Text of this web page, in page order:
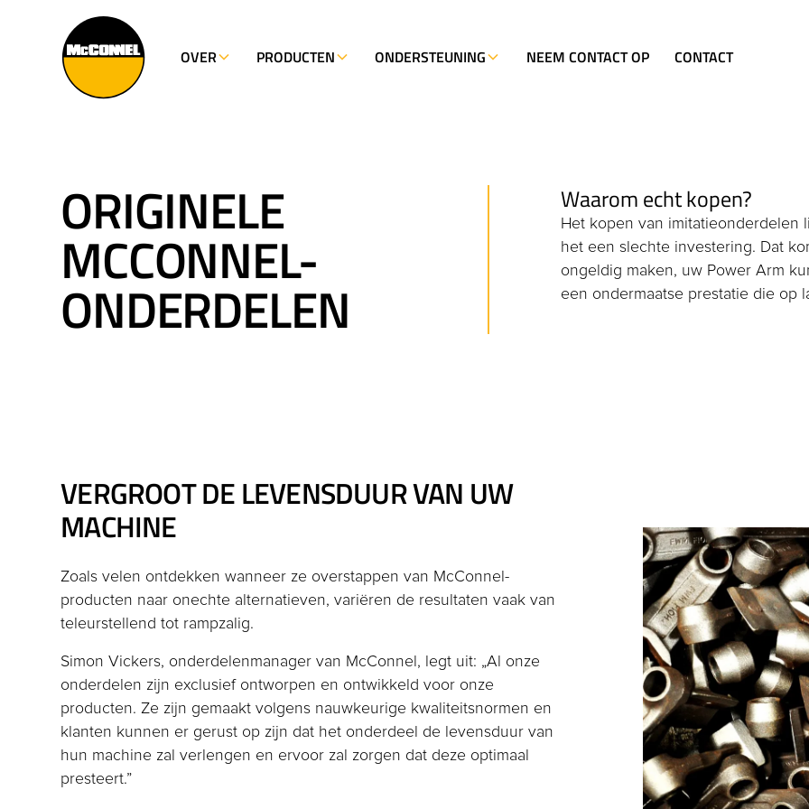
OVER PRODUCTEN ONDERSTEUNING NEEM CONTACT OP CONTACT
ORIGINELE
MCCONNEL-
ONDERDELEN
Waarom echt kopen?
Het kopen van imitatieonderdelen
het een slechte investering. Dat
ongeldig maken, uw Power Arm
een ondermaatse prestatie die op
VERGROOT DE LEVENSDUUR VAN UW
MACHINE
Zoals velen ontdekken wanneer ze overstappen van McConnel-
producten naar onechte alternatieven, variëren de resultaten vaak van
teleurstellend tot rampzalig.
Simon Vickers, onderdelenmanager van McConnel, legt uit: „Al onze
onderdelen zijn exclusief ontworpen en ontwikkeld voor onze
producten. Ze zijn gemaakt volgens nauwkeurige kwaliteitsnormen en
klanten kunnen er gerust op zijn dat het onderdeel de levensduur van
hun machine zal verlengen en ervoor zal zorgen dat deze optimaal
presteert.”